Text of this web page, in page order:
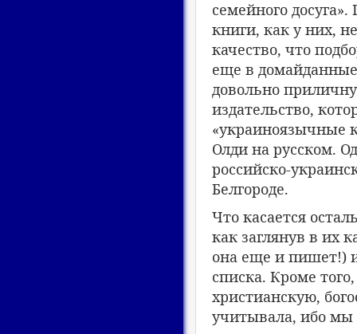
семейного
книги, как у них,
качество, что
еще в
довольно
издательство,
«украиноязычные
Олди на русском.
российско-
Белгороде.
Что касается
как заглянув в их
она еще и пишет!)
списка. Кроме
христианскую,
учитывала, ибо мы